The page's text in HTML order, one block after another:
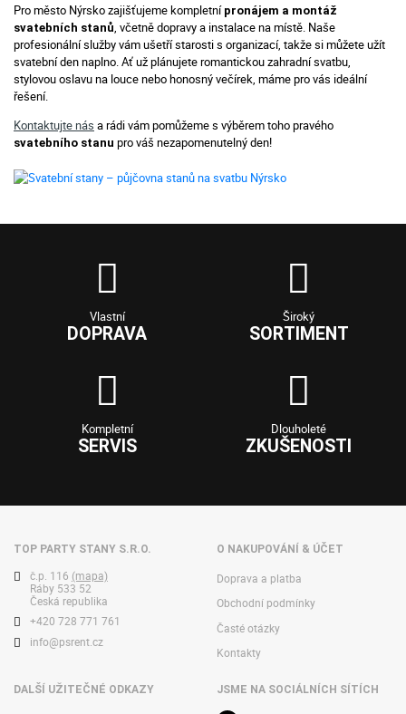
Pro město Nýrsko zajišťujeme kompletní pronájem a montáž
svatebních stanů, včetně dopravy a instalace na místě. Naše
profesionální služby vám ušetří starosti s organizací, takže si můžete užít
svatební den naplno. Ať už plánujete romantickou zahradní svatbu,
stylovou oslavu na louce nebo honosný večírek, máme pro vás ideální
řešení.
Kontaktujte nás a rádi vám pomůžeme s výběrem toho pravého
svatebního stanu pro váš nezapomenutelný den!
Vlastní
DOPRAVA
Široký
SORTIMENT
Kompletní
SERVIS
Dlouholeté
ZKUŠENOSTI
TOP PARTY STANY S.R.O.
č.p. 116 (mapa)
Ráby 533 52
Česká republika
+420 728 771 761
info@psrent.cz
O NAKUPOVÁNÍ & ÚČET
Doprava a platba
Obchodní podmínky
Časté otázky
Kontakty
DALŠÍ UŽITEČNÉ ODKAZY JSME NA SOCIÁLNÍCH SÍTÍCH